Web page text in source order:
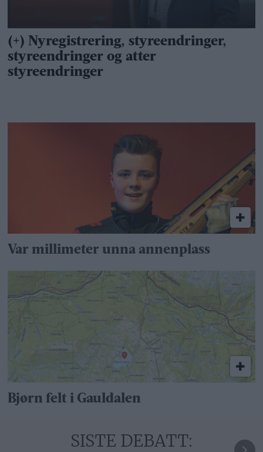
Var millimeter unna annenplass
Bjørn felt i Gauldalen
SISTE DEBATT: